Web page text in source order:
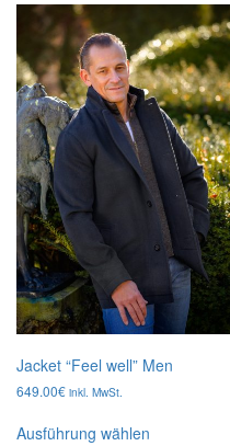
Jacket “Feel well” Men
649.00€ inkl. MwSt.
Ausführung wählen